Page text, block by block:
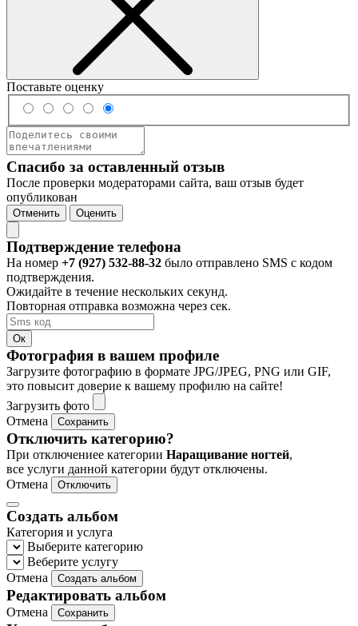
Поставьте оценку
Спасибо за оставленный отзыв
После проверки модераторами сайта, ваш отзыв будет
опубликован
Отменить Оценить
Подтверждение телефона
На номер +7 (927) 532-88-32 было отправлено SMS с кодом
подтверждения.
Ожидайте в течение нескольких секунд.
Повторная отправка возможна через сек.
Ок
Фотография в вашем профиле
Загрузите фотографию в формате JPG/JPEG, PNG или GIF,
это повысит доверие к вашему профилю на сайте!
Загрузить фото
Отмена
Сохранить
Отключить категорию?
При отключениее категории Наращивание ногтей,
все услуги данной категории будут отключены.
Отмена
Отключить
Создать альбом
Категория и услуга
Выберите категорию
Веберите услугу
Отмена
Создать альбом
Редактировать альбом
Отмена Сохранить